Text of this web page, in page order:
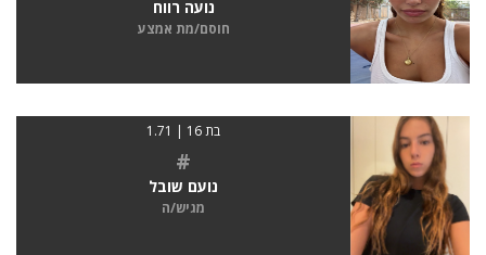
נועה רווח
חוסם/מת אמצע
בת 16 | 1.71
#
נועם שובל
מגיש/ה